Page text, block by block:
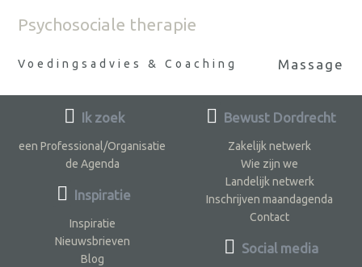
Psychosociale therapie
Voedingsadvies & Coaching Massage
Ik zoek
een Professional/Organisatie
de Agenda
Inspiratie
Inspiratie
Nieuwsbrieven
Blog
Bewust Dordrecht
Zakelijk netwerk
Wie zijn we
Landelijk netwerk
Inschrijven maandagenda
Contact
Social media